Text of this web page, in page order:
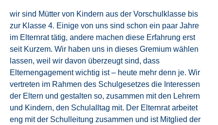
wir sind Mütter von Kindern aus der Vorschulklasse bis
zur Klasse 4. Einige von uns sind schon ein paar Jahre
im Elternrat tätig, andere machen diese Erfahrung erst
seit Kurzem. Wir haben uns in dieses Gremium wählen
lassen, weil wir davon überzeugt sind, dass
Elternengagement wichtig ist – heute mehr denn je. Wir
vertreten im Rahmen des Schulgesetzes die Interessen
der Eltern und gestalten so, zusammen mit den Lehrern
und Kindern, den Schulalltag mit. Der Elternrat arbeitet
eng mit der Schulleitung zusammen und ist Mitglied der